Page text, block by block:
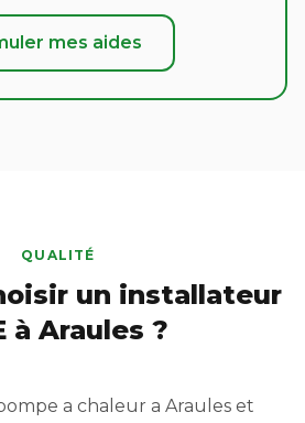
mes aides
QUALITÉ
un installateur
à Araules ?
a chaleur a Araules et